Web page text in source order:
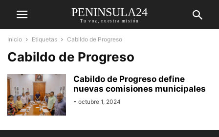
PENINSULA24
Tu voz, nuestra misión
Inicio Etiquetas Cabildo de Progreso
Cabildo de Progreso
Cabildo de Progreso define
nuevas comisiones municipales
- octubre 1, 2024